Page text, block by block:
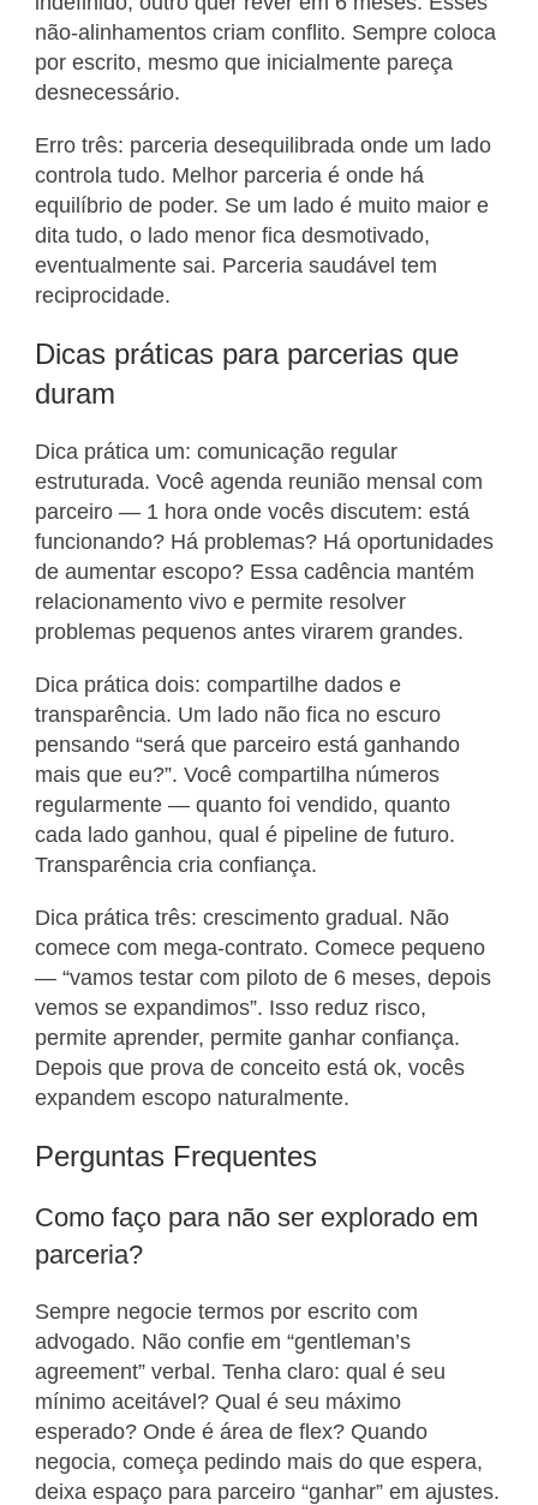
não-alinhamentos criam conflito. Sempre coloca
por escrito, mesmo que inicialmente pareça
desnecessário.
Erro três: parceria desequilibrada onde um lado
controla tudo. Melhor parceria é onde há
equilíbrio de poder. Se um lado é muito maior e
dita tudo, o lado menor fica desmotivado,
eventualmente sai. Parceria saudável tem
reciprocidade.
Dicas práticas para parcerias que
duram
Dica prática um: comunicação regular
estruturada. Você agenda reunião mensal com
parceiro — 1 hora onde vocês discutem: está
funcionando? Há problemas? Há oportunidades
de aumentar escopo? Essa cadência mantém
relacionamento vivo e permite resolver
problemas pequenos antes virarem grandes.
Dica prática dois: compartilhe dados e
transparência. Um lado não fica no escuro
pensando “será que parceiro está ganhando
mais que eu?”. Você compartilha números
regularmente — quanto foi vendido, quanto
cada lado ganhou, qual é pipeline de futuro.
Transparência cria confiança.
Dica prática três: crescimento gradual. Não
comece com mega-contrato. Comece pequeno
— “vamos testar com piloto de 6 meses, depois
vemos se expandimos”. Isso reduz risco,
permite aprender, permite ganhar confiança.
Depois que prova de conceito está ok, vocês
expandem escopo naturalmente.
Perguntas Frequentes
Como faço para não ser explorado em
parceria?
Sempre negocie termos por escrito com
advogado. Não confie em “gentleman’s
agreement” verbal. Tenha claro: qual é seu
mínimo aceitável? Qual é seu máximo
esperado? Onde é área de flex? Quando
negocia, começa pedindo mais do que espera,
deixa espaço para parceiro “ganhar” em ajustes.